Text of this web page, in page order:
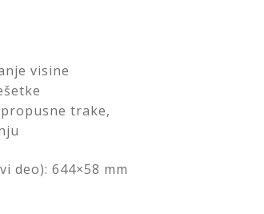
visine
trake,
deo): 644×58 mm